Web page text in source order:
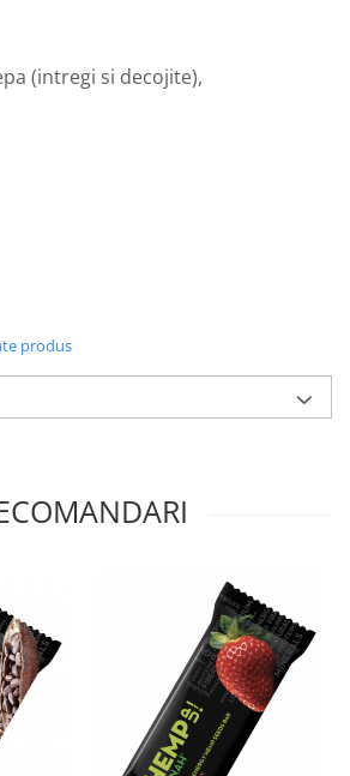
(intregi si decojite),
produs